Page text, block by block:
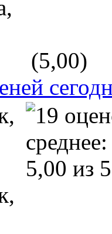
(5,00)